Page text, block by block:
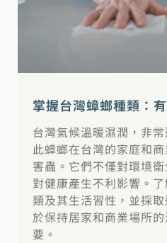
掌握台灣蟑螂種類：
台灣氣候溫暖濕潤，非
此蟑螂在台灣的家庭和
害蟲。它們不僅對環境
對健康產生不利影響。
類及其生活習性，並採
於保持居家和商業場所
要。